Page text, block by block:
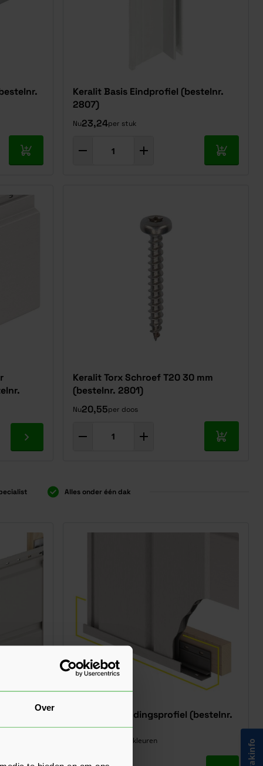
Over
In mijn winkelwagen
Keralit Basis Eindprofiel (bestelnr.
2807)
Nu23,24per stuk
In mijn
Ga naar product
Keralit Torx Schroef T20 30 mm
(bestelnr. 2801)
Nu20,55per doos
In mijn
Alles onder één dak
Recht
Keralit Omrandingsprofiel (bestelnr.
2809)
Verkrijgbaar in 38 kleuren